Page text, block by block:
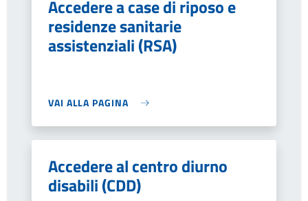
Accedere a case di riposo e
residenze sanitarie
assistenziali (RSA)
VAI ALLA PAGINA
Accedere al centro diurno
disabili (CDD)